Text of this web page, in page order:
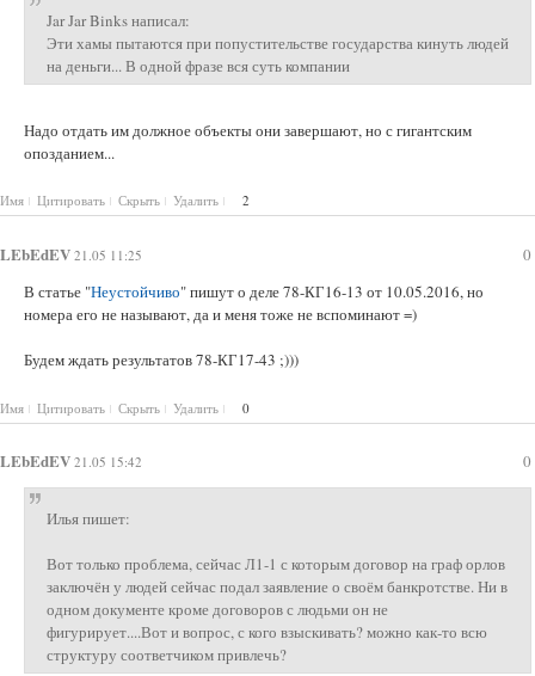
Jar Jar Binks написал:
Эти хамы пытаются при попустительстве государства кинуть людей
на деньги... В одной фразе вся суть компании
Надо отдать им должное объекты они завершают, но с гигантским
опозданием...
Имя Цитировать Скрыть Удалить 2
0
LEbEdEV 21.05 11:25
В статье "Неустойчиво" пишут о деле 78-КГ16-13 от 10.05.2016, но
номера его не называют, да и меня тоже не вспоминают =)
Будем ждать результатов 78-КГ17-43 ;)))
Имя Цитировать Скрыть Удалить 0
0
LEbEdEV 21.05 15:42
Илья пишет:
Вот только проблема, сейчас Л1-1 с которым договор на граф орлов
заключён у людей сейчас подал заявление о своём банкротстве. Ни в
одном документе кроме договоров с людьми он не
фигурирует....Вот и вопрос, с кого взыскивать? можно как-то всю
структуру соответчиком привлечь?